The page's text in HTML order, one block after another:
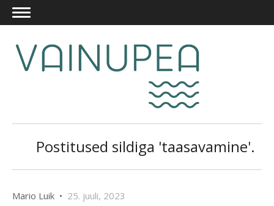
Postitused sildiga 'taasavamine'.
Mario Luik • 25. juuli, 2023